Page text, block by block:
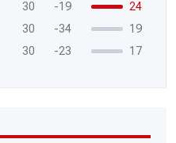
30 -19
24
30 -34
19
30 -23 17